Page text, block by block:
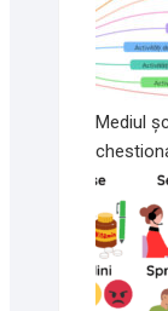
Mediul